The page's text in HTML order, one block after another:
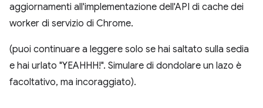
aggiornamenti all'implementazione dell'API di cache dei
worker di servizio di Chrome.
(puoi continuare a leggere solo se hai saltato sulla sedia
e hai urlato "YEAHHH!". Simulare di dondolare un lazo è
facoltativo, ma incoraggiato).